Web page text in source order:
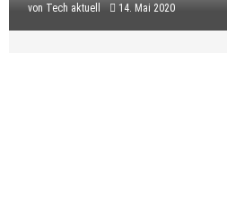
von Tech aktuell 14. Mai 2020